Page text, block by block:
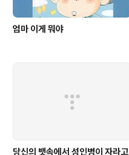
엄마 이게 뭐야
당신의 뱃속에서 성인병이 자라고